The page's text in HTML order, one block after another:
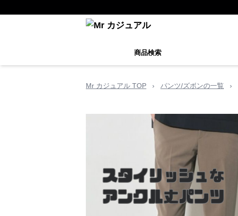
商品検索
Mr カジュアル TOP › パンツ/ズボンの一覧 ›